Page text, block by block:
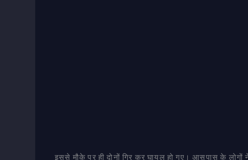
इससे मौके पर ही दोनों गिर कर घायल हो गए। आसपास के लोगों